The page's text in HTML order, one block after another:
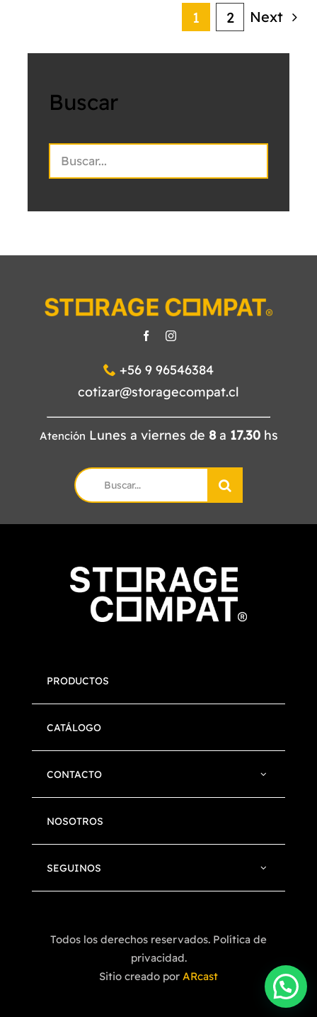
1 2 Next
Buscar
+56 9 96546384
cotizar@storagecompat.cl
Atención Lunes a viernes de 8a 17.30hs
Search
for:
PRODUCTOS
CATÁLOGO
CONTACTO
NOSOTROS
SEGUINOS
Todos los derechos reservados. Política de
privacidad.
Sitio creado por ARcast